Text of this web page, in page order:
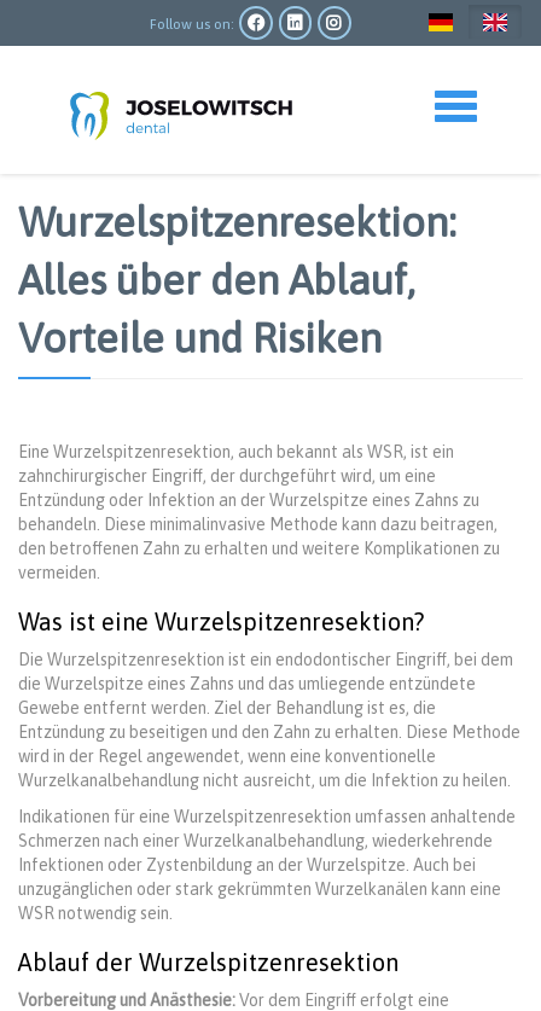
main
Follow us on:
Toggle navigation
Wurzelspitzenresektion:
Alles über den Ablauf,
Vorteile und Risiken
Eine Wurzelspitzenresektion, auch bekannt als WSR, ist ein
zahnchirurgischer Eingriff, der durchgeführt wird, um eine
Entzündung oder Infektion an der Wurzelspitze eines Zahns zu
behandeln. Diese minimalinvasive Methode kann dazu beitragen,
den betroffenen Zahn zu erhalten und weitere Komplikationen zu
vermeiden.
Was ist eine Wurzelspitzenresektion?
Die Wurzelspitzenresektion ist ein endodontischer Eingriff, bei dem
die Wurzelspitze eines Zahns und das umliegende entzündete
Gewebe entfernt werden. Ziel der Behandlung ist es, die
Entzündung zu beseitigen und den Zahn zu erhalten. Diese Methode
wird in der Regel angewendet, wenn eine konventionelle
Wurzelkanalbehandlung nicht ausreicht, um die Infektion zu heilen.
Indikationen für eine Wurzelspitzenresektion umfassen anhaltende
Schmerzen nach einer Wurzelkanalbehandlung, wiederkehrende
Infektionen oder Zystenbildung an der Wurzelspitze. Auch bei
unzugänglichen oder stark gekrümmten Wurzelkanälen kann eine
WSR notwendig sein.
Ablauf der Wurzelspitzenresektion
Vorbereitung und Anästhesie:Vor dem Eingriff erfolgt eine